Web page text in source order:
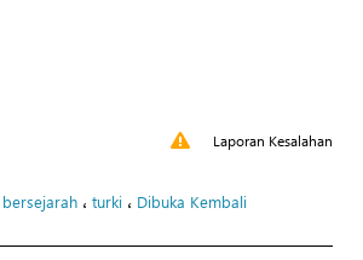
Laporan Kesalahan
، turki ، Dibuka Kembali